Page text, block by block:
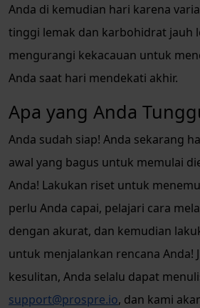
Anda di kemudian hari karena
tinggi lemak dan karbohidrat jauh
mengurangi kekacauan untuk
Anda saat hari mendekati akhir.
Apa yang Anda
Anda sudah siap! Anda sekarang
awal yang bagus untuk memulai
Anda! Lakukan riset untuk
perlu Anda capai, pelajari cara
dengan akurat, dan kemudian
untuk menjalankan rencana Anda!
kesulitan, Anda selalu dapat
support@prospre.io, dan kami